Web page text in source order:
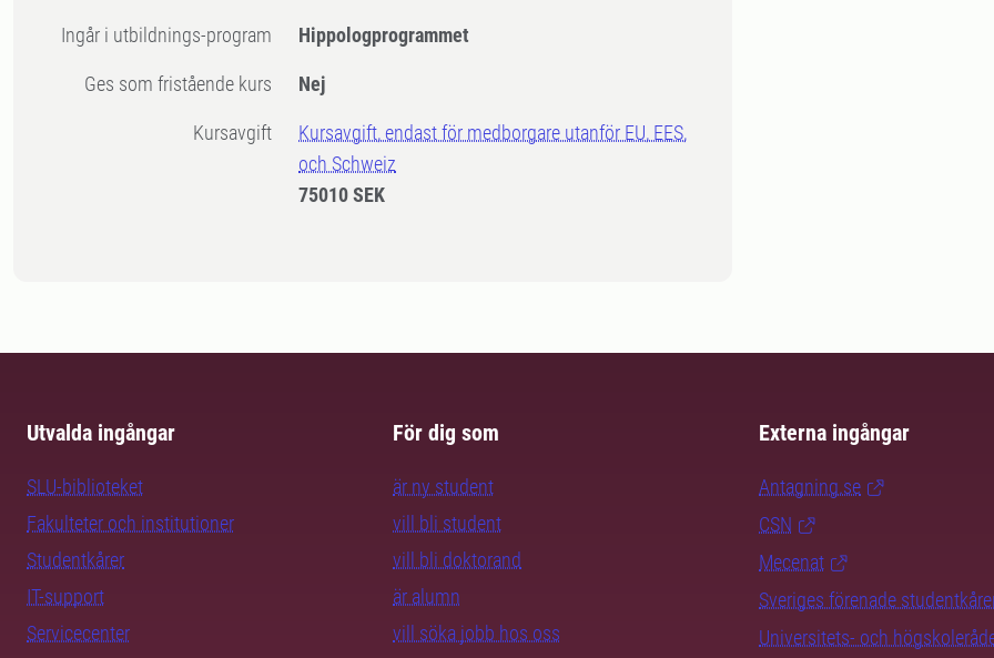
Ingår i utbildnings-program Hippologprogrammet
Ges som fristående kurs Nej
Kursavgift
Kursavgift, endast för medborgare utanför EU, EES,
och Schweiz
75010 SEK
Utvalda ingångar
SLU-biblioteket
Fakulteter och institutioner
Studentkårer
IT-support
Servicecenter
För dig som
är ny student
vill bli student
vill bli doktorand
är alumn
vill söka jobb hos oss
Externa ingångar
Antagning.se
CSN
Mecenat
Sveriges förenade
Universitets- och